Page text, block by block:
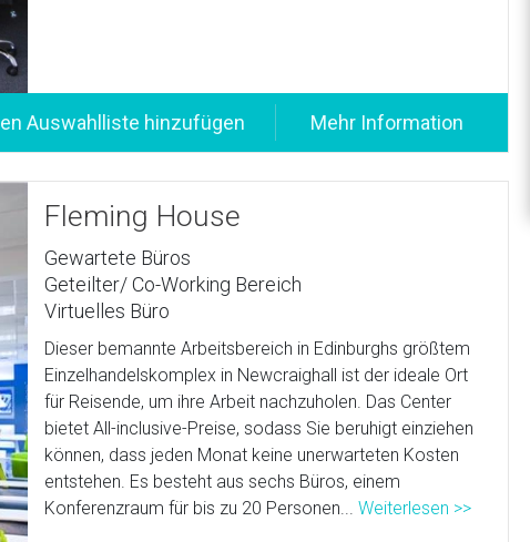
Fleming House
Gewartete Büros
Geteilter/ Co-Working Bereich
Virtuelles Büro
Dieser bemannte Arbeitsbereich in Edinburghs größtem
Einzelhandelskomplex in Newcraighall ist der ideale Ort
für Reisende, um ihre Arbeit nachzuholen. Das Center
bietet All-inclusive-Preise, sodass Sie beruhigt einziehen
können, dass jeden Monat keine unerwarteten Kosten
entstehen. Es besteht aus sechs Büros, einem
Konferenzraum für bis zu 20 Personen...Weiterlesen >>